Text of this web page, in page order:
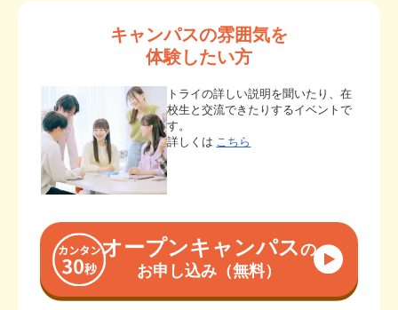
キャンパスの雰囲気を
体験したい方
トライの詳しい説明を聞いたり、在
校生と交流できたりするイベントで
す。
詳しくは こちら
オープンキャンパスの
お申し込み（無料）